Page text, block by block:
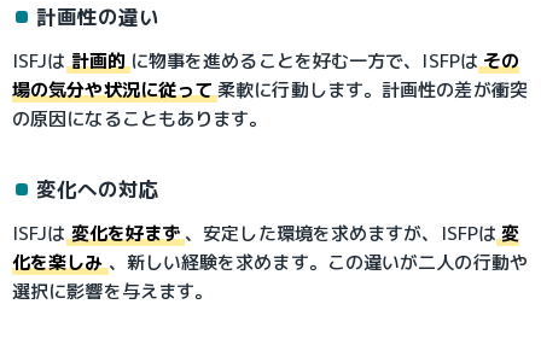
計画性の違い
ISFJは 計画的に物事を進めることを好む一方で、ISFPは その
場の気分や状況に従って柔軟に行動します。計画性の差が衝突
の原因になることもあります。
変化への対応
ISFJは 変化を好まず 、安定した環境を求めますが、ISFPは変
化を楽しみ、新しい経験を求めます。この違いが二人の行動や
選択に影響を与えます。